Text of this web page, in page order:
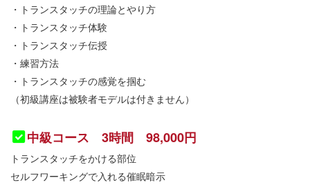
・トランスタッチの理論とやり方
・トランスタッチ体験
・トランスタッチ伝授
・練習方法
・トランスタッチの感覚を掴む
（初級講座は被験者モデルは付きません）
中級コース 3時間 98,000円
トランスタッチをかける部位
セルフワーキングで入れる催眠暗示